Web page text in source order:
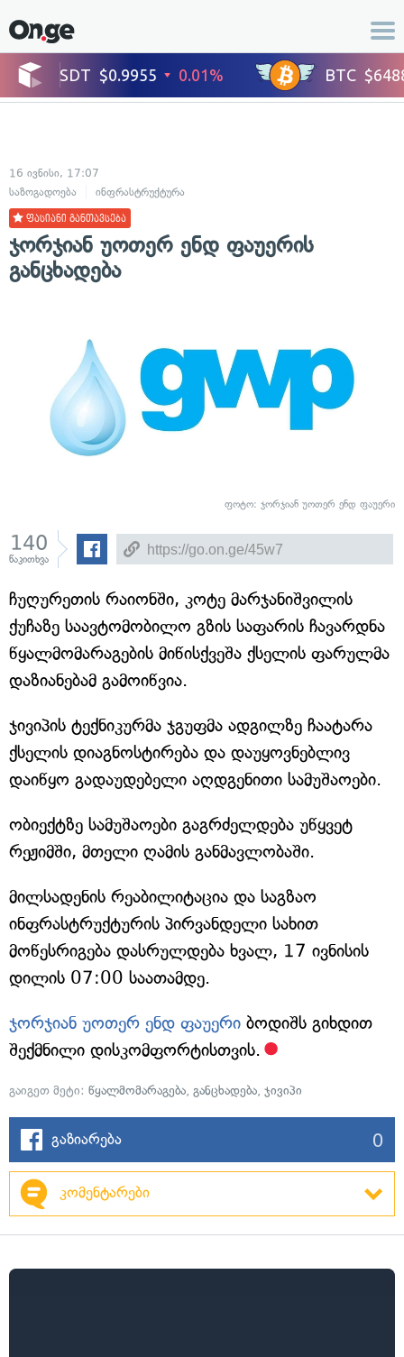
16 ივნისი, 17:07
საზოგადოება
ინფრასტრუქტურა
ფასიანი განთავსება
ჯორჯიან უოთერ ენდ ფაუერის
განცხადება
ფოტო: ჯორჯიან უოთერ ენდ ფაუერი
140
წაკითხვა
ჩუღურეთის რაიონში, კოტე მარჯანიშვილის
ქუჩაზე საავტომობილო გზის საფარის ჩავარდნა
წყალმომარაგების მიწისქვეშა ქსელის ფარულმა
დაზიანებამ გამოიწვია.
ჯივიპის ტექნიკურმა ჯგუფმა ადგილზე ჩაატარა
ქსელის დიაგნოსტირება და დაუყოვნებლივ
დაიწყო გადაუდებელი აღდგენითი სამუშაოები.
ობიექტზე სამუშაოები გაგრძელდება უწყვეტ
რეჟიმში, მთელი ღამის განმავლობაში.
მილსადენის რეაბილიტაცია და საგზაო
ინფრასტრუქტურის პირვანდელი სახით
მოწესრიგება დასრულდება ხვალ, 17 ივნისის
დილის 07:00 საათამდე.
ჯორჯიან უოთერ ენდ ფაუერი ბოდიშს გიხდით
შექმნილი დისკომფორტისთვის.
გაიგეთ მეტი: წყალმომარაგება, განცხადება, ჯივიპი
გაზიარება 0
კომენტარები